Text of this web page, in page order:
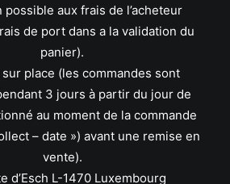
possible aux frais de l’acheteur
de port dans a la validation du
panier).
place (les commandes sont
3 jours à partir du jour de
au moment de la commande
– date ») avant une remise en
vente).
d’Esch L-1470 Luxembourg